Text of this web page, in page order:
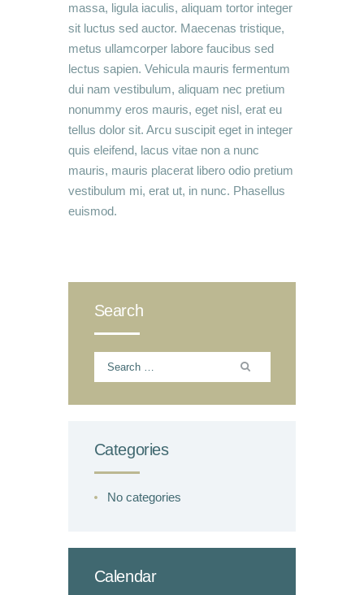
massa, ligula iaculis, aliquam tortor integer
sit luctus sed auctor. Maecenas tristique,
metus ullamcorper labore faucibus sed
lectus sapien. Vehicula mauris fermentum
dui nam vestibulum, aliquam nec pretium
nonummy eros mauris, eget nisl, erat eu
tellus dolor sit. Arcu suscipit eget in integer
quis eleifend, lacus vitae non a nunc
mauris, mauris placerat libero odio pretium
vestibulum mi, erat ut, in nunc. Phasellus
euismod.
Search
Search
for:
Categories
No categories
Calendar